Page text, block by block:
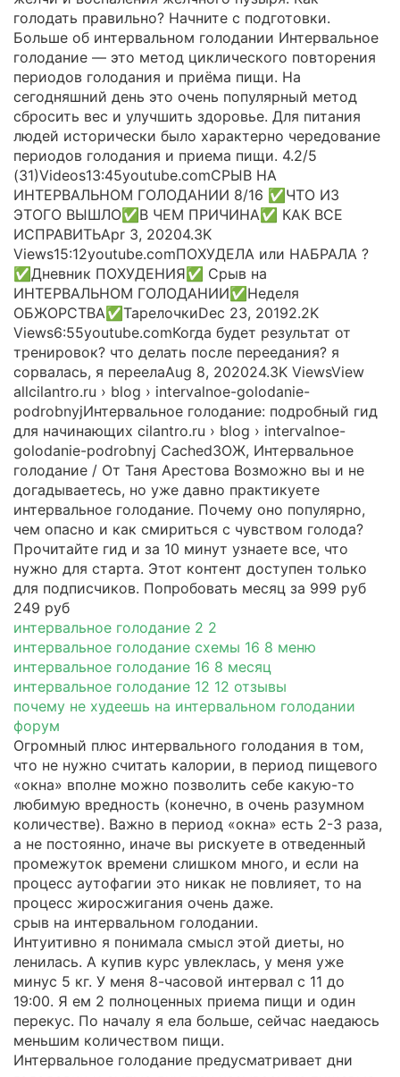
голодать правильно? Начните с подготовки.
Больше об интервальном голодании Интервальное
голодание — это метод циклического повторения
периодов голодания и приёма пищи. На
сегодняшний день это очень популярный метод
сбросить вес и улучшить здоровье. Для питания
людей исторически было характерно чередование
периодов голодания и приема пищи. 4.2/5
(31)Videos13:45youtube.comСРЫВ НА
ИНТЕРВАЛЬНОМ ГОЛОДАНИИ 8/16 ✅ЧТО ИЗ
ЭТОГО ВЫШЛО✅В ЧЕМ ПРИЧИНА✅ КАК ВСЕ
ИСПРАВИТЬApr 3, 20204.3K
Views15:12youtube.comПОХУДЕЛА или НАБРАЛА ?
✅Дневник ПОХУДЕНИЯ✅ Срыв на
ИНТЕРВАЛЬНОМ ГОЛОДАНИИ✅Неделя
ОБЖОРСТВА✅ТарелочкиDec 23, 20192.2K
Views6:55youtube.comКогда будет результат от
тренировок? что делать после переедания? я
сорвалась, я переелаAug 8, 202024.3K ViewsView
allcilantro.ru › blog › intervalnoe-golodanie-
podrobnyjИнтервальное голодание: подробный гид
для начинающих cilantro.ru › blog › intervalnoe-
golodanie-podrobnyj CachedЗОЖ, Интервальное
голодание / От Таня Арестова Возможно вы и не
догадываетесь, но уже давно практикуете
интервальное голодание. Почему оно популярно,
чем опасно и как смириться с чувством голода?
Прочитайте гид и за 10 минут узнаете все, что
нужно для старта. Этот контент доступен только
для подписчиков. Попробовать месяц за 999 руб
249 руб
интервальное голодание 2 2
интервальное голодание схемы 16 8 меню
интервальное голодание 16 8 месяц
интервальное голодание 12 12 отзывы
почему не худеешь на интервальном голодании
форум
Огромный плюс интервального голодания в том,
что не нужно считать калории, в период пищевого
«окна» вполне можно позволить себе какую-то
любимую вредность (конечно, в очень разумном
количестве). Важно в период «окна» есть 2-3 раза,
а не постоянно, иначе вы рискуете в отведенный
промежуток времени слишком много, и если на
процесс аутофагии это никак не повлияет, то на
процесс жиросжигания очень даже.
срыв на интервальном голодании.
Интуитивно я понимала смысл этой диеты, но
ленилась. А купив курс увлеклась, у меня уже
минус 5 кг. У меня 8-часовой интервал с 11 до
19:00. Я ем 2 полноценных приема пищи и один
перекус. По началу я ела больше, сейчас наедаюсь
меньшим количеством пищи.
Интервальное голодание предусматривает дни